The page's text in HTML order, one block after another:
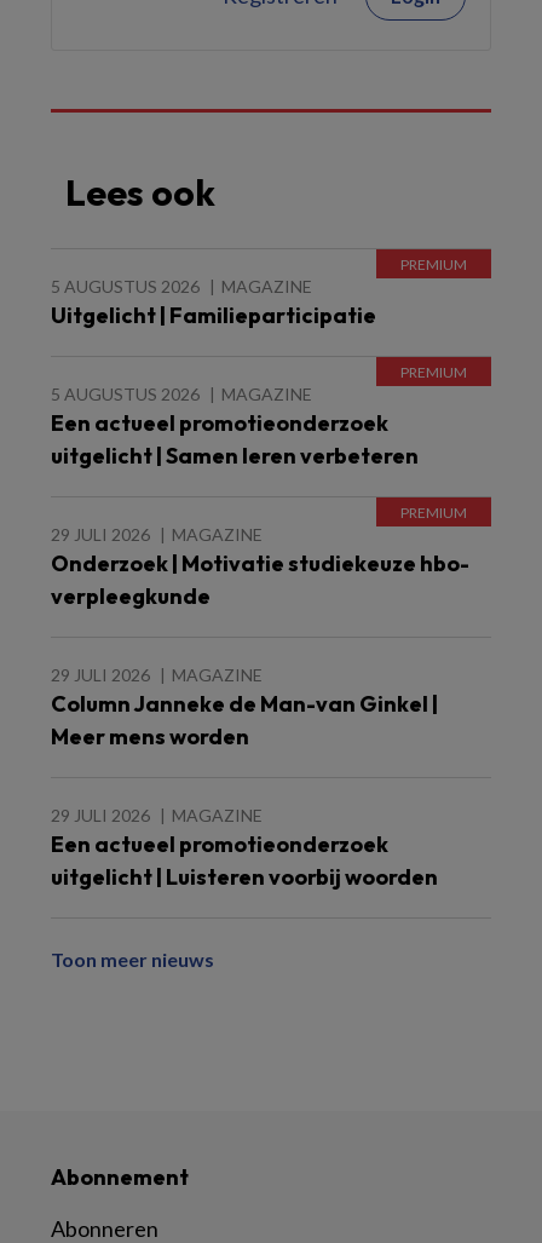
Lees ook
5 AUGUSTUS 2026 MAGAZINE
Uitgelicht | Familieparticipatie
5 AUGUSTUS 2026 MAGAZINE
Een actueel promotieonderzoek
uitgelicht | Samen leren verbeteren
29 JULI 2026 MAGAZINE
Onderzoek | Motivatie studiekeuze hbo-
verpleegkunde
29 JULI 2026 MAGAZINE
Column Janneke de Man-van Ginkel |
Meer mens worden
29 JULI 2026 MAGAZINE
Een actueel promotieonderzoek
uitgelicht | Luisteren voorbij woorden
Toon meer nieuws
Abonnement
Abonneren